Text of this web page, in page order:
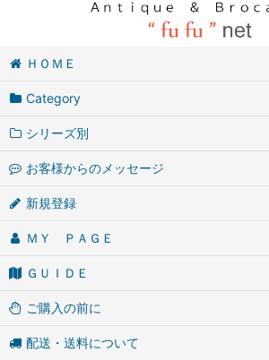
ＨＯＭＥ
Category
シリーズ別
お客様からのメッセージ
新規登録
ＭＹ ＰＡＧＥ
ＧＵＩＤＥ
ご購入の前に
配送・送料について